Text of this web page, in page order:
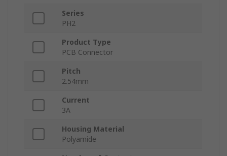
Series
PH2
Product Type
PCB Connector
Pitch
2.54mm
Current
3A
Housing Material
Polyamide